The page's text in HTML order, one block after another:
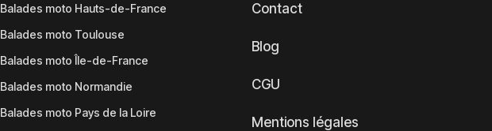
Balades moto Hauts-de-France
Balades moto Toulouse
Balades moto Île-de-France
Balades moto Normandie
Balades moto Pays de la Loire
Contact
Blog
CGU
Mentions légales